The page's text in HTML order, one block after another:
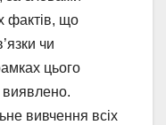
фактів, що
чи
цього
виявлено.
вивчення всіх